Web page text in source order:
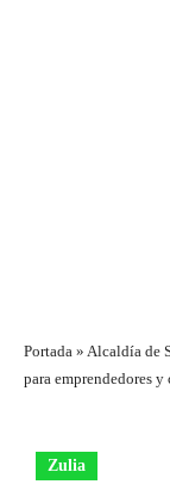
Portada » Alcaldía de
para emprendedores y
Zulia